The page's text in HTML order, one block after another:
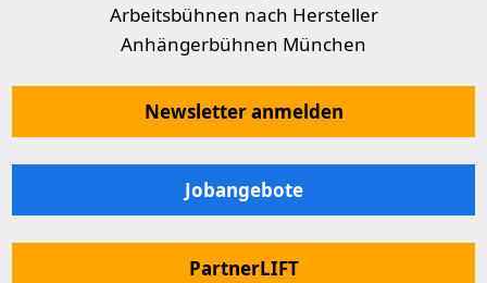
Arbeitsbühnen nach Hersteller
Anhängerbühnen München
Newsletter anmelden
Jobangebote
PartnerLIFT